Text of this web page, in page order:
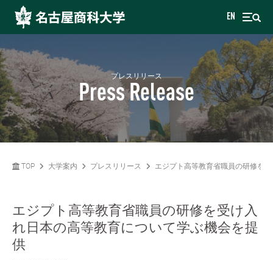
EN
プレスリリース
Press Release
TOP 大学案内 プレスリリース エジプト高等教育省職員の研修を
エジプト高等教育省職員の研修を受け入
れ日本の高等教育について学ぶ機会を提
供